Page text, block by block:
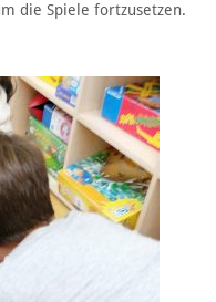
die Spiele fortzusetzen.